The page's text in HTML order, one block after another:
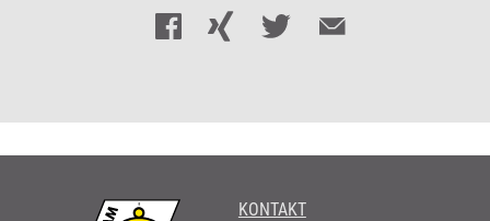
KONTAKT